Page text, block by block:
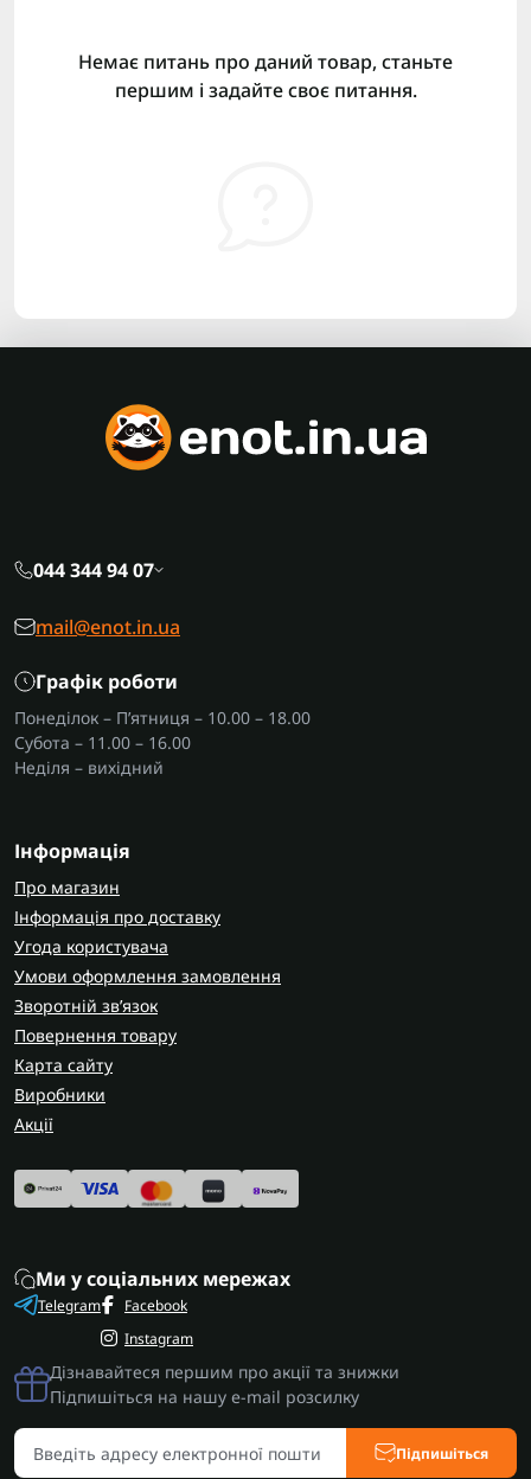
Немає питань про даний товар, станьте
першим і задайте своє питання.
044 344 94 07
mail@enot.in.ua
Графік роботи
Понеділок – П’ятниця – 10.00 – 18.00
Субота – 11.00 – 16.00
Неділя – вихідний
Інформація
Про магазин
Інформація про доставку
Угода користувача
Умови оформлення замовлення
Зворотній зв’язок
Повернення товару
Карта сайту
Виробники
Акції
Ми у соціальних мережах
Telegram
Facebook
Instagram
Дізнавайтеся першим про акції та знижки
Підпишіться на нашу e-mail розсилку
Підпишіться